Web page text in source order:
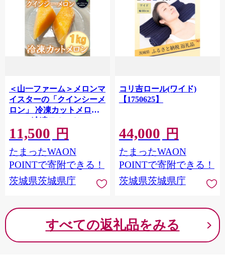
＜山一ファーム＞メロンマ
イスターの「クインシーメ
ロン」 冷凍カットメロン
1kg 冷凍フルーツ
【1756235】
11,500 円
たまったWAON
POINTで寄附できる！
茨城県茨城県庁
コリ吉ロール(ワイド)
【1750625】
44,000 円
たまったWAON
POINTで寄附できる！
茨城県茨城県庁
すべての返礼品をみる